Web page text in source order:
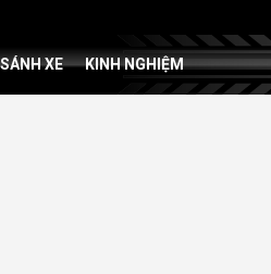
XE KINH NGHIỆM